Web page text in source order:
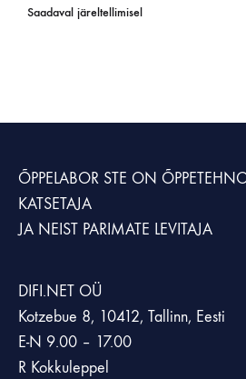
Saadaval järeltellimisel
ÕPPELABOR STE ON
KATSETAJA
JA NEIST PARIMATE LEVITAJA
DIFI.NET OÜ
Kotzebue 8, 10412, Tallinn, Eesti
E-N 9.00 – 17.00
R Kokkuleppel